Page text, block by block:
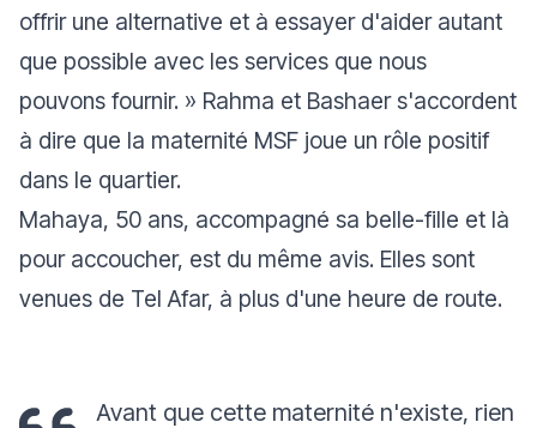
offrir une alternative et à essayer d'aider autant
que possible avec les services que nous
pouvons fournir. » Rahma et Bashaer s'accordent
à dire que la maternité MSF joue un rôle positif
dans le quartier.
Mahaya, 50 ans, accompagné sa belle-fille et là
pour accoucher, est du même avis. Elles sont
venues de Tel Afar, à plus d'une heure de route.
Avant que cette maternité n'existe, rien